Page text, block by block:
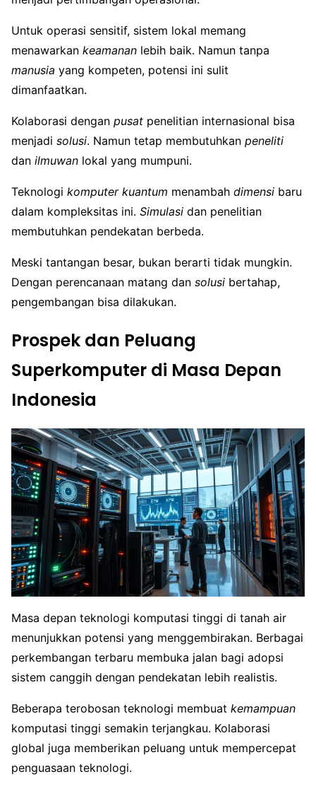
Untuk operasi sensitif, sistem lokal memang
menawarkan keamanan lebih baik. Namun tanpa
manusia yang kompeten, potensi ini sulit
dimanfaatkan.
Kolaborasi dengan pusat penelitian internasional bisa
menjadi solusi. Namun tetap membutuhkan peneliti
dan ilmuwan lokal yang mumpuni.
Teknologi komputer kuantum menambah dimensi baru
dalam kompleksitas ini. Simulasi dan penelitian
membutuhkan pendekatan berbeda.
Meski tantangan besar, bukan berarti tidak mungkin.
Dengan perencanaan matang dan solusi bertahap,
pengembangan bisa dilakukan.
Prospek dan Peluang
Superkomputer di Masa Depan
Indonesia
Masa depan teknologi komputasi tinggi di tanah air
menunjukkan potensi yang menggembirakan. Berbagai
perkembangan terbaru membuka jalan bagi adopsi
sistem canggih dengan pendekatan lebih realistis.
Beberapa terobosan teknologi membuat kemampuan
komputasi tinggi semakin terjangkau. Kolaborasi
global juga memberikan peluang untuk mempercepat
penguasaan teknologi.